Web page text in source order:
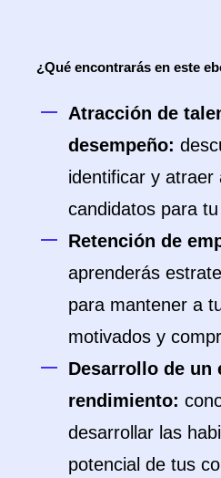
¿Qué encontrarás en este
Atracción de
desempeño:
identificar y atraer
candidatos para
Retención de
aprenderás
para mantener a
motivados y
Desarrollo de un
rendimiento:
desarrollar las
potencial de tus